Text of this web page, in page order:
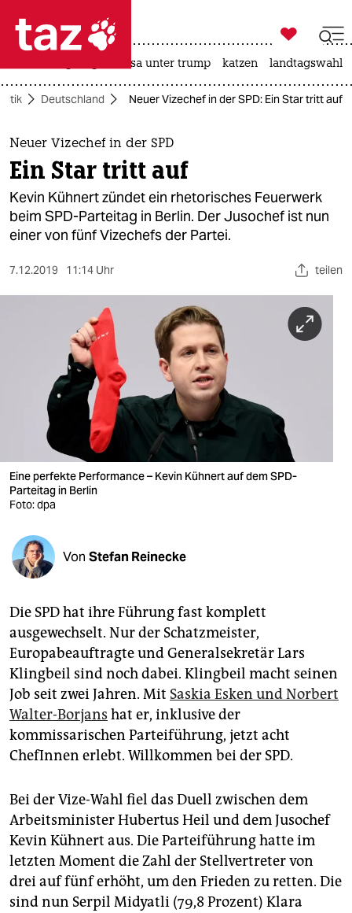
 taz zahl ich
taz zahl ich
themen
politik
öko
wahrheit
verlag
verlag
shop
fragen & hilfe
unterstützen
abo
genossenschaft
epaper login

taz zahl ich
usa unter trump katzen landtagswahl
Deutschland Neuer Vizechef in der SPD: Ein Star tritt auf
Neuer Vizechef in der SPD
Ein Star tritt auf
Kevin Kühnert zündet ein rhetorisches Feuerwerk
beim SPD-Parteitag in Berlin. Der Jusochef ist nun
einer von fünf Vizechefs der Partei.
7.12.2019 11:14 Uhr teilen
Eine perfekte Performance – Kevin Kühnert auf dem SPD-
Parteitag in Berlin
Foto: dpa
Von Stefan Reinecke
Die SPD hat ihre Führung fast komplett
ausgewechselt. Nur der Schatzmeister,
Europabeauftragte und Generalsekretär Lars
Klingbeil sind noch dabei. Klingbeil macht seinen
Job seit zwei Jahren. Mit Saskia Esken und Norbert
Walter-Borjans hat er, inklusive der
kommissarischen Parteiführung, jetzt acht
ChefInnen erlebt. Willkommen bei der SPD.
Bei der Vize-Wahl fiel das Duell zwischen dem
Arbeitsminister Hubertus Heil und dem Jusochef
Kevin Kühnert aus. Die Parteiführung hatte im
letzten Moment die Zahl der Stellvertreter von
drei auf fünf erhöht, um den Frieden zu retten. Die
sind nun Serpil Midyatli (79,8 Prozent) Klara